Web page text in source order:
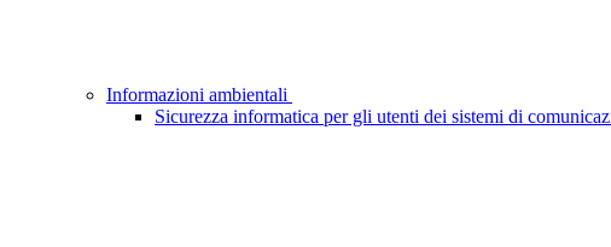
Informazioni ambientali
Sicurezza informatica per gli utenti dei sistemi di